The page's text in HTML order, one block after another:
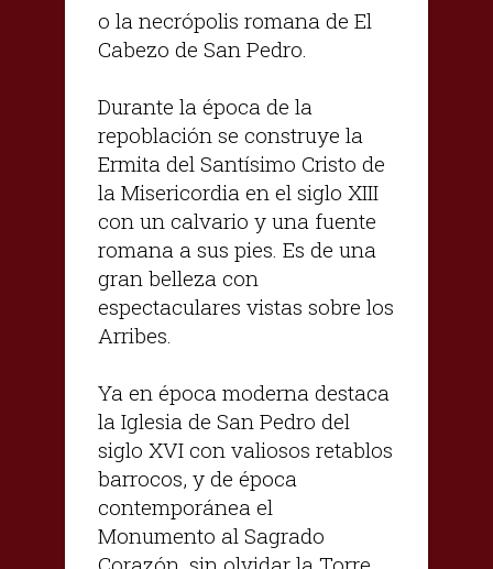
o la necrópolis romana de El
Cabezo de San Pedro.
Durante la época de la
repoblación se construye la
Ermita del Santísimo Cristo de
la Misericordia en el siglo XIII
con un calvario y una fuente
romana a sus pies. Es de una
gran belleza con
espectaculares vistas sobre los
Arribes.
Ya en época moderna destaca
la Iglesia de San Pedro del
siglo XVI con valiosos retablos
barrocos, y de época
contemporánea el
Monumento al Sagrado